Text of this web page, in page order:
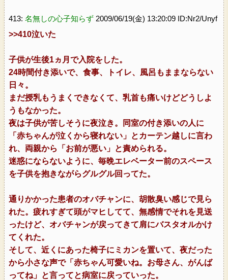
413: 名無しの心子知らず 2009/06/19(金) 13:20:09 ID:Nr2/Unyf
>>410泣いた
子供が生後1ヵ月で入院をした。
24時間付き添いで、食事、トイレ、風呂もままならない
日々。
まだ授乳もうまくできなくて、乳首も痛いけどどうしよ
うもなかった。
夜は子供が苦しそうに夜泣き。同室の付き添いの人に
「赤ちゃんが泣くから寝れない」とカーテン越しに言わ
れ、両親から「お前が悪い」と責められる。
迷惑にならないように、毎晩エレベーター前のスペース
を子供を抱きながらグルグル回ってた。
通りかかった患者のオバチャンに、胡散臭い感じで見ら
れた。疲れすぎて頭がマヒしてて、無感情でそれを見送
ったけど、オバチャンが戻ってきて肩にバスタオルかけ
てくれた。
そして、近くにあった椅子にミカンを置いて、夜だった
から小さな声で「赤ちゃん可愛いね。お母さん、がんば
ってね」と言ってと病室に戻っていった。